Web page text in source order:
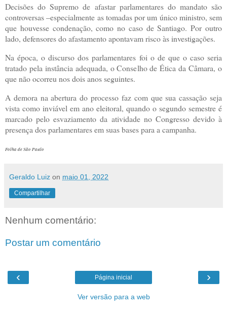
Decisões do Supremo de afastar parlamentares do mandato são
controversas –especialmente as tomadas por um único ministro, sem
que houvesse condenação, como no caso de Santiago. Por outro
lado, defensores do afastamento apontavam risco às investigações.
Na época, o discurso dos parlamentares foi o de que o caso seria
tratado pela instância adequada, o Conselho de Ética da Câmara, o
que não ocorreu nos dois anos seguintes.
A demora na abertura do processo faz com que sua cassação seja
vista como inviável em ano eleitoral, quando o segundo semestre é
marcado pelo esvaziamento da atividade no Congresso devido à
presença dos parlamentares em suas bases para a campanha.
Folha de São Paulo
Geraldo Luiz on maio 01, 2022
Compartilhar
Nenhum comentário:
Postar um comentário
‹ ›
Página inicial
Ver versão para a web